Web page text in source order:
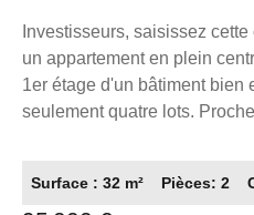
loué. Pour
Investisseurs, saisissez
un appartement en plein
1er étage d'un bâtiment bien
seulement quatre lots. Proche église Saint-Nicolas et
séjour avec cuisine, d'une
Surface : 32 m² Pièces: 2